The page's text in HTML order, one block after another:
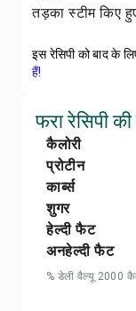
तड़का स्टीम किए
इस रेसिपी को बाद के
हैं!
फरा रेसिपी
कैलोरी
प्रोटीन
कार्ब्स
शुगर
हेल्दी फैट
अनहेल्दी फैट
% डेली वैल्यू 2000